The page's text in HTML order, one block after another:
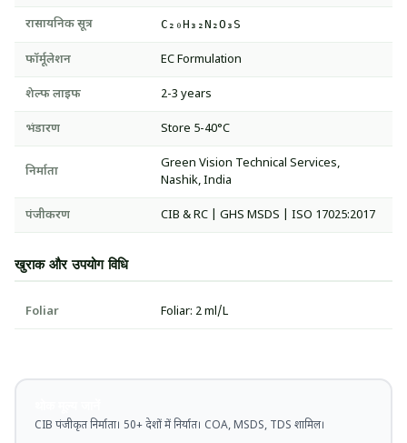
रासायनिक सूत्र C₂₀H₃₂N₂O₃S
फॉर्मूलेशन EC Formulation
शेल्फ लाइफ 2-3 years
भंडारण Store 5-40°C
निर्माता
Green Vision Technical Services,
Nashik, India
पंजीकरण CIB & RC | GHS MSDS | ISO 17025:2017
खुराक और उपयोग विधि
Foliar Foliar: 2 ml/L
CIB पंजीकृत निर्माता। 50+ देशों में निर्यात। COA, MSDS, TDS शामिल।